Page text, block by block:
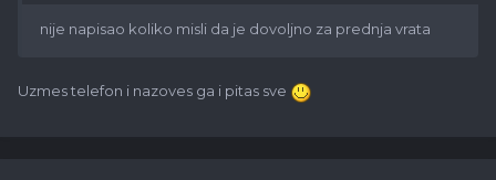
nije napisao koliko misli da je dovoljno za prednja vrata
Uzmes telefon i nazoves ga i pitas sve